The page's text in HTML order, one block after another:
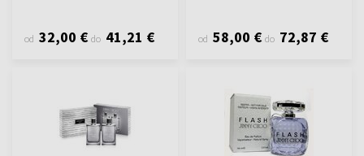
od 32,00 € do 41,21 € od 58,00 € do 72,87 €